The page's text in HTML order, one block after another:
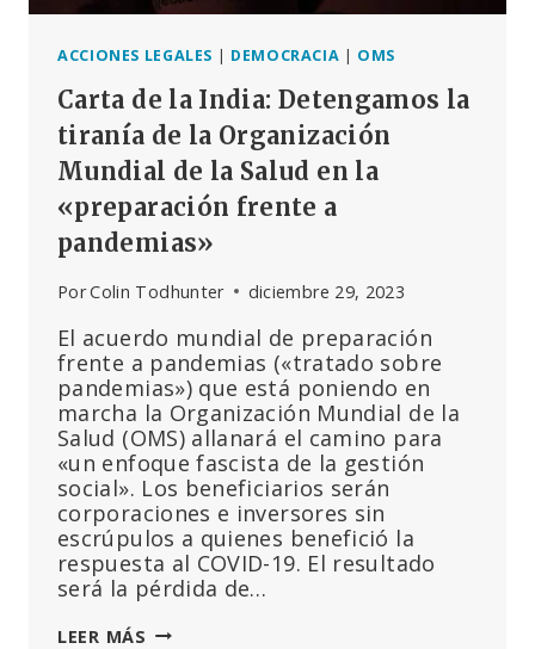
ACCIONES LEGALES | DEMOCRACIA | OMS
Carta de la India: Detengamos la
tiranía de la Organización
Mundial de la Salud en la
«preparación frente a
pandemias»
PorColin Todhunter diciembre 29, 2023
El acuerdo mundial de preparación
frente a pandemias («tratado sobre
pandemias») que está poniendo en
marcha la Organización Mundial de la
Salud (OMS) allanará el camino para
«un enfoque fascista de la gestión
social». Los beneficiarios serán
corporaciones e inversores sin
escrúpulos a quienes benefició la
respuesta al COVID-19. El resultado
será la pérdida de…
LEER MÁS CARTA